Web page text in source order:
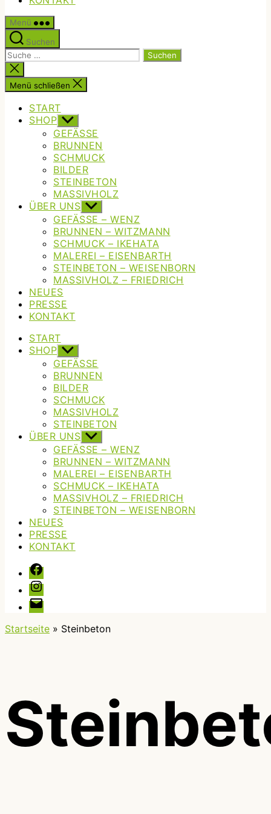
Menü
Suchen
Suche
nach:
Suche
schließen
Menü schließen
START
SHOP Untermenü
anzeigen
GEFÄSSE
BRUNNEN
SCHMUCK
BILDER
STEINBETON
MASSIVHOLZ
ÜBER UNS Untermenü
anzeigen
GEFÄSSE – WENZ
BRUNNEN – WITZMANN
SCHMUCK – IKEHATA
MALEREI – EISENBARTH
STEINBETON – WEISENBORN
MASSIVHOLZ – FRIEDRICH
NEUES
PRESSE
KONTAKT
START
SHOP Untermenü
anzeigen
GEFÄSSE
BRUNNEN
BILDER
SCHMUCK
MASSIVHOLZ
STEINBETON
ÜBER UNS Untermenü
anzeigen
GEFÄSSE – WENZ
BRUNNEN – WITZMANN
MALEREI – EISENBARTH
SCHMUCK – IKEHATA
MASSIVHOLZ – FRIEDRICH
STEINBETON – WEISENBORN
NEUES
PRESSE
KONTAKT
Facebook
Instagram
E-
Mail
Startseite » Steinbeton